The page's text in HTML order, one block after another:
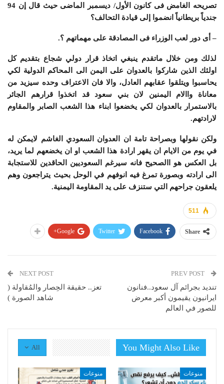
تصریحه الغامض فی کانون الأول/ دیسمبر الماضی حیث قال إن 94
جندیاً بریطانیاً انضموا إلى قیادة التحالف؟
– أی دور لعب الوزراء فی المصادقة على مهماتهم ؟.
لذلك ومن خلال ماتقدم ينبغي اتخاذ قرار دولي شجاع بتقديم كل
اولئك الذين شاركوا بالعدوان على اليمن الى المحاكم الدولية لكي
يحاسبوا ويتلقوا عقابهم العادل، والا فان الاعتراف وحده سيزيد من
معاناة واالام اليمنين لان بني سعود قد اتخذوا قرارهم الجائر
بالاستمرار بالعدوان لكي يخضعوا ابناء هذا الشعب الصابر والمقاوم
لارادتهم.
ولكن نقولها وبصراحة تامة ان العدوان السعودي الغاشم لايمكن له
في يوم من الايام ان يقهر ارادة هذا الشعب او ان يخضعهم لما يريد،
بل العكس هو االصحيح فانه سيرغم السعوديين الحاقدين للاستجابة
الى ارادته وبصورة تمرغ فيه انوفهم في الوحل بحيث يتراجعون وهم
يلعقون جراحهم التي ستنزف على يد المقاومة اليمنية.
511
Share
Facebook
Twitter
Google+
تنديد بجرائم آل سعود..فنانون
ايرانيون يقيمون أكبر معرض
للصور في العالم
NEXT POST
تعز.. حقيقة الحِصار والمُقاولة (
شاهد الصورة )
All You Might Also Like
منوعات منوعات